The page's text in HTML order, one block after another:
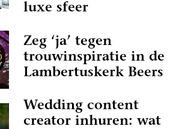
luxe sfeer
Zeg ‘ja’ tegen
trouwinspiratie in de
Lambertuskerk Beers
Wedding content
creator inhuren: wat